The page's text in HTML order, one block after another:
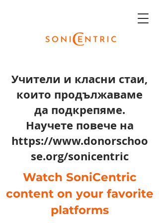
Учители и класни стаи,
които продължаваме
да подкрепяме.
Научете повече на
https://www.donorschoo
se.org/sonicentric
Watch SoniCentric
content on your favorite
platforms